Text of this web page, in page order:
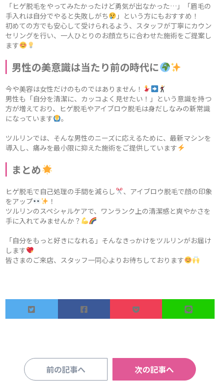
「ヒゲ脱毛をやってみたかったけど勇気が出なかった…」「眉毛の
手入れは自分でやると失敗しがち
」という方にもおすすめ！
初めての方でも安心して受けられるよう、スタッフが丁寧にカウン
セリングを行い、一人ひとりのお顔立ちに合わせた施術をご提案し
ます
男性の美意識は当たり前の時代に
今や美容は女性だけのものではありません！
男性も「自分を清潔に、カッコよく見せたい！」という意識を持つ
方が増えており、ヒゲ脱毛やアイブロウ脱毛は身だしなみの新常識
になっています
。
ツルリンでは、そんな男性のニーズに応えるために、最新マシンを
導入し、痛みを最小限に抑えた施術をご提供しています
まとめ
ヒゲ脱毛で自己処理の手間を減らし
、アイブロウ脱毛で顔の印象
をアップ
！
ツルリンのスペシャルケアで、ワンランク上の清潔感と爽やかさを
手に入れてみませんか？
「自分をもっと好きになれる」そんなきっかけをツルリンがお届け
します
皆さまのご来店、スタッフ一同心よりお待ちしております
前の記事へ 次の記事へ